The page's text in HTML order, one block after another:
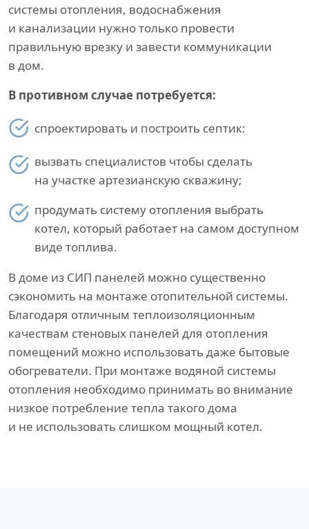
системы отопления, водоснабжения
и канализации нужно только провести
правильную врезку и завести коммуникации
в дом.
В противном случае потребуется:
спроектировать и построить септик:
вызвать специалистов чтобы сделать
на участке артезианскую скважину;
продумать систему отопления выбрать
котел, который работает на самом доступном
виде топлива.
В доме из СИП панелей можно существенно
сэкономить на монтаже отопительной системы.
Благодаря отличным теплоизоляционным
качествам стеновых панелей для отопления
помещений можно использовать даже бытовые
обогреватели. При монтаже водяной системы
отопления необходимо принимать во внимание
низкое потребление тепла такого дома
и не использовать слишком мощный котел.